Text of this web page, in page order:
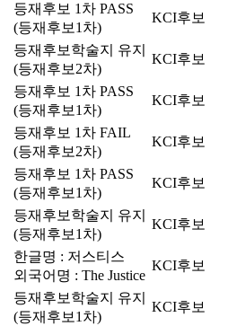
등재후보 1차 PASS
(등재후보1차)
KCI후보
등재후보학술지 유지
(등재후보2차)
KCI후보
등재후보 1차 PASS
(등재후보1차)
KCI후보
등재후보 1차 FAIL
(등재후보2차)
KCI후보
등재후보 1차 PASS
(등재후보1차)
KCI후보
등재후보학술지 유지
(등재후보1차)
KCI후보
한글명 : 저스티스
외국어명 : The Justice
KCI후보
등재후보학술지 유지
(등재후보1차)
KCI후보